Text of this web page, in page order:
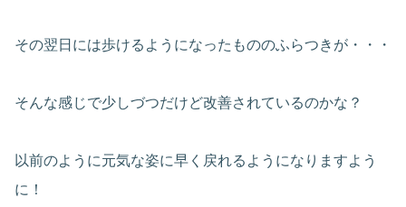
その翌日には歩けるようになったもののふらつきが・・・
そんな感じで少しづつだけど改善されているのかな？
以前のように元気な姿に早く戻れるようになりますよう
に！